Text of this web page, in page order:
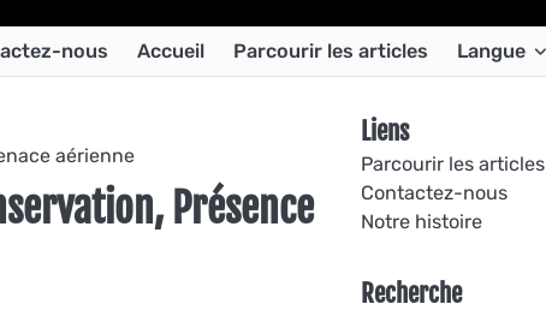
nous Accueil Parcourir les articles Langue
aérienne
Présence
Liens
Parcourir les articles
Contactez-nous
Notre histoire
Recherche